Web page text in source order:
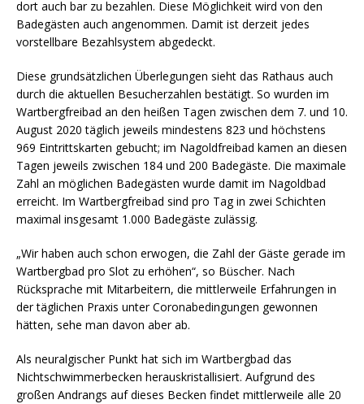
dort auch bar zu bezahlen. Diese Möglichkeit wird von den
Badegästen auch angenommen. Damit ist derzeit jedes
vorstellbare Bezahlsystem abgedeckt.
Diese grundsätzlichen Überlegungen sieht das Rathaus auch
durch die aktuellen Besucherzahlen bestätigt. So wurden im
Wartbergfreibad an den heißen Tagen zwischen dem 7. und 10.
August 2020 täglich jeweils mindestens 823 und höchstens
969 Eintrittskarten gebucht; im Nagoldfreibad kamen an diesen
Tagen jeweils zwischen 184 und 200 Badegäste. Die maximale
Zahl an möglichen Badegästen wurde damit im Nagoldbad
erreicht. Im Wartbergfreibad sind pro Tag in zwei Schichten
maximal insgesamt 1.000 Badegäste zulässig.
„Wir haben auch schon erwogen, die Zahl der Gäste gerade im
Wartbergbad pro Slot zu erhöhen“, so Büscher. Nach
Rücksprache mit Mitarbeitern, die mittlerweile Erfahrungen in
der täglichen Praxis unter Coronabedingungen gewonnen
hätten, sehe man davon aber ab.
Als neuralgischer Punkt hat sich im Wartbergbad das
Nichtschwimmerbecken herauskristallisiert. Aufgrund des
großen Andrangs auf dieses Becken findet mittlerweile alle 20